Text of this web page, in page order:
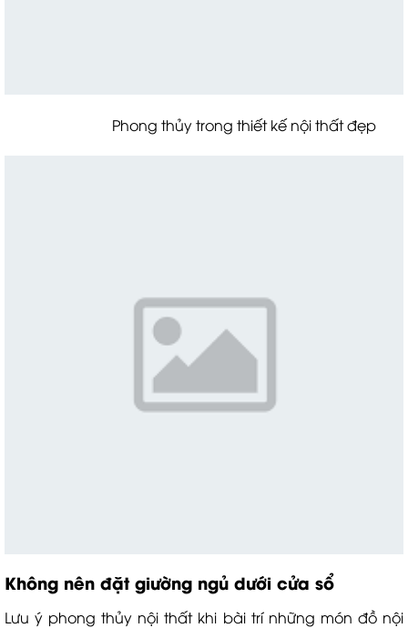
Phong thủy trong thiết kế nội thất đẹp
Không nên đặt giường ngủ dưới cửa sổ
Lưu ý phong thủy nội thất khi bài trí những món đồ nội